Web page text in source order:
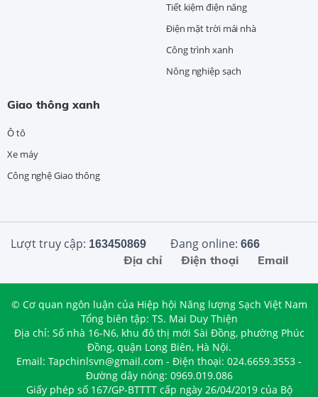
Tiết kiệm điện năng
Điện mặt trời mái nhà
Công trình xanh
Nông nghiệp sạch
Giao thông xanh
Ô tô
Xe máy
Công nghệ Giao thông
Lượt truy cập: 163450869 Đang online: 666
Email
Điện thoại
Địa chỉ
© Cơ quan ngôn luận của Hiệp hội Năng lượng Sạch Việt Nam
Tổng biên tập: TS. Mai Duy Thiện
Địa chỉ: Số nhà 16-N6, khu đô thị mới Sài Đồng, phường Phúc
Đồng, quận Long Biên, Hà Nội.
Email: Tapchinlsvn@gmail.com - Điện thoại: 024.6659.3553 -
Đường dây nóng: 0969.019.086
Giấy phép số 167/GP-BTTTT cấp ngày 26/04/2019 của Bộ